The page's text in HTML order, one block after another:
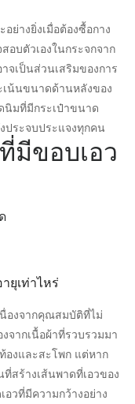
ย่างยิ่งเมื่อต้องซื้อกาง
อบตัวเองในกระจกจาก
จเป็นส่วนเสริมของการ
เน้นขนาดด้านหลังของ
นิมที่มีกระเป๋าขนาด
ประจบประแจงทุกคน
มีขอบเอว
ยุเท่าไหร่
องจากคุณสมบัติที่ไม่
จากเนื้อผ้าที่รวบรวมมา
องและสะโพก แต่หาก
สร้างเส้นพาดที่เอวของ
วที่มีความกว้างอย่าง